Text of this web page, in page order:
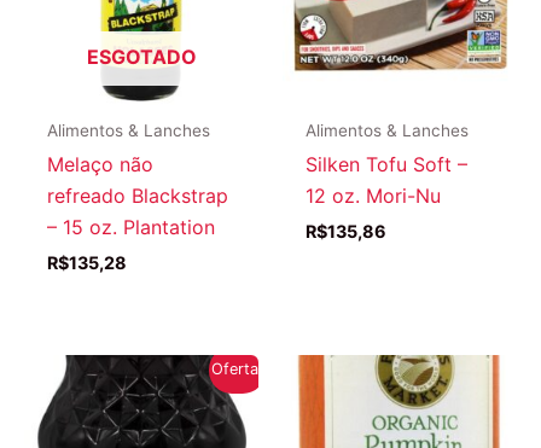
ESGOTADO
Alimentos & Lanches
Melaço não
refreado Blackstrap
– 15 oz. Plantation
R$135,28
Alimentos & Lanches
Silken Tofu Soft –
12 oz. Mori-Nu
R$135,86
Oferta!